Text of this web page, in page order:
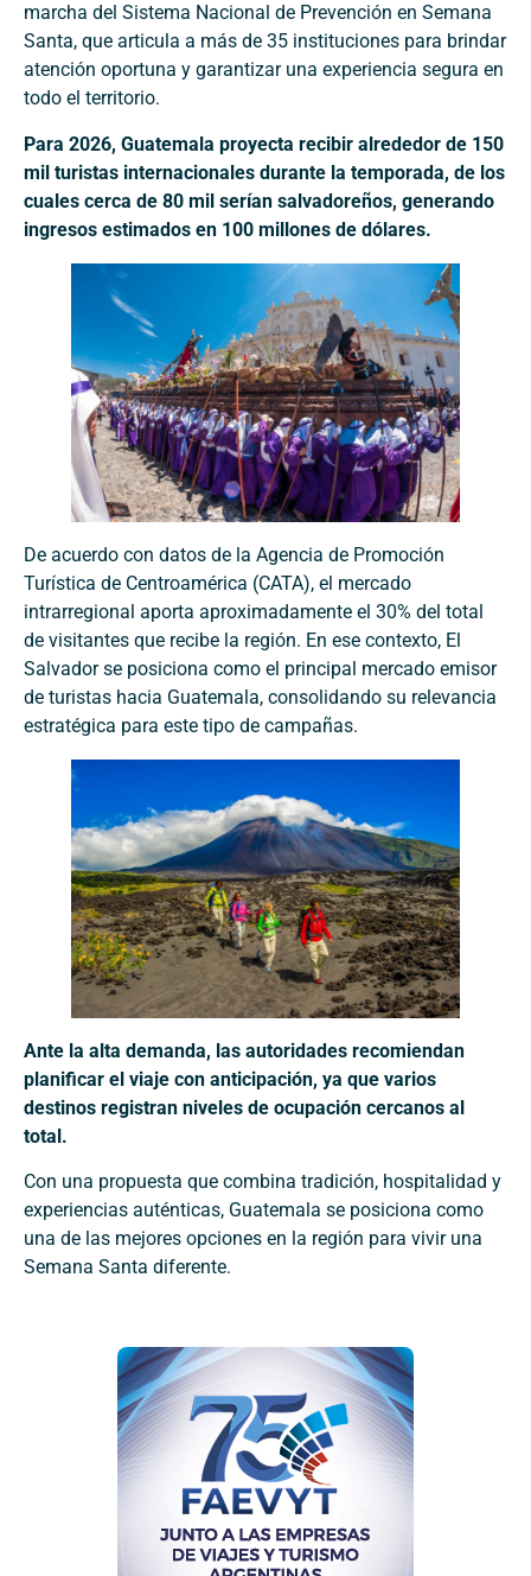
marcha del Sistema Nacional de Prevención en Semana
Santa, que articula a más de 35 instituciones para brindar
atención oportuna y garantizar una experiencia segura en
todo el territorio.
Para 2026, Guatemala proyecta recibir alrededor de 150
mil turistas internacionales durante la temporada, de los
cuales cerca de 80 mil serían salvadoreños, generando
ingresos estimados en 100 millones de dólares.
De acuerdo con datos de la Agencia de Promoción
Turística de Centroamérica (CATA), el mercado
intrarregional aporta aproximadamente el 30% del total
de visitantes que recibe la región. En ese contexto, El
Salvador se posiciona como el principal mercado emisor
de turistas hacia Guatemala, consolidando su relevancia
estratégica para este tipo de campañas.
Ante la alta demanda, las autoridades recomiendan
planificar el viaje con anticipación, ya que varios
destinos registran niveles de ocupación cercanos al
total.
Con una propuesta que combina tradición, hospitalidad y
experiencias auténticas, Guatemala se posiciona como
una de las mejores opciones en la región para vivir una
Semana Santa diferente.